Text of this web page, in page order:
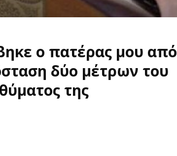
ο πατέρας μου από
δύο μέτρων του
της